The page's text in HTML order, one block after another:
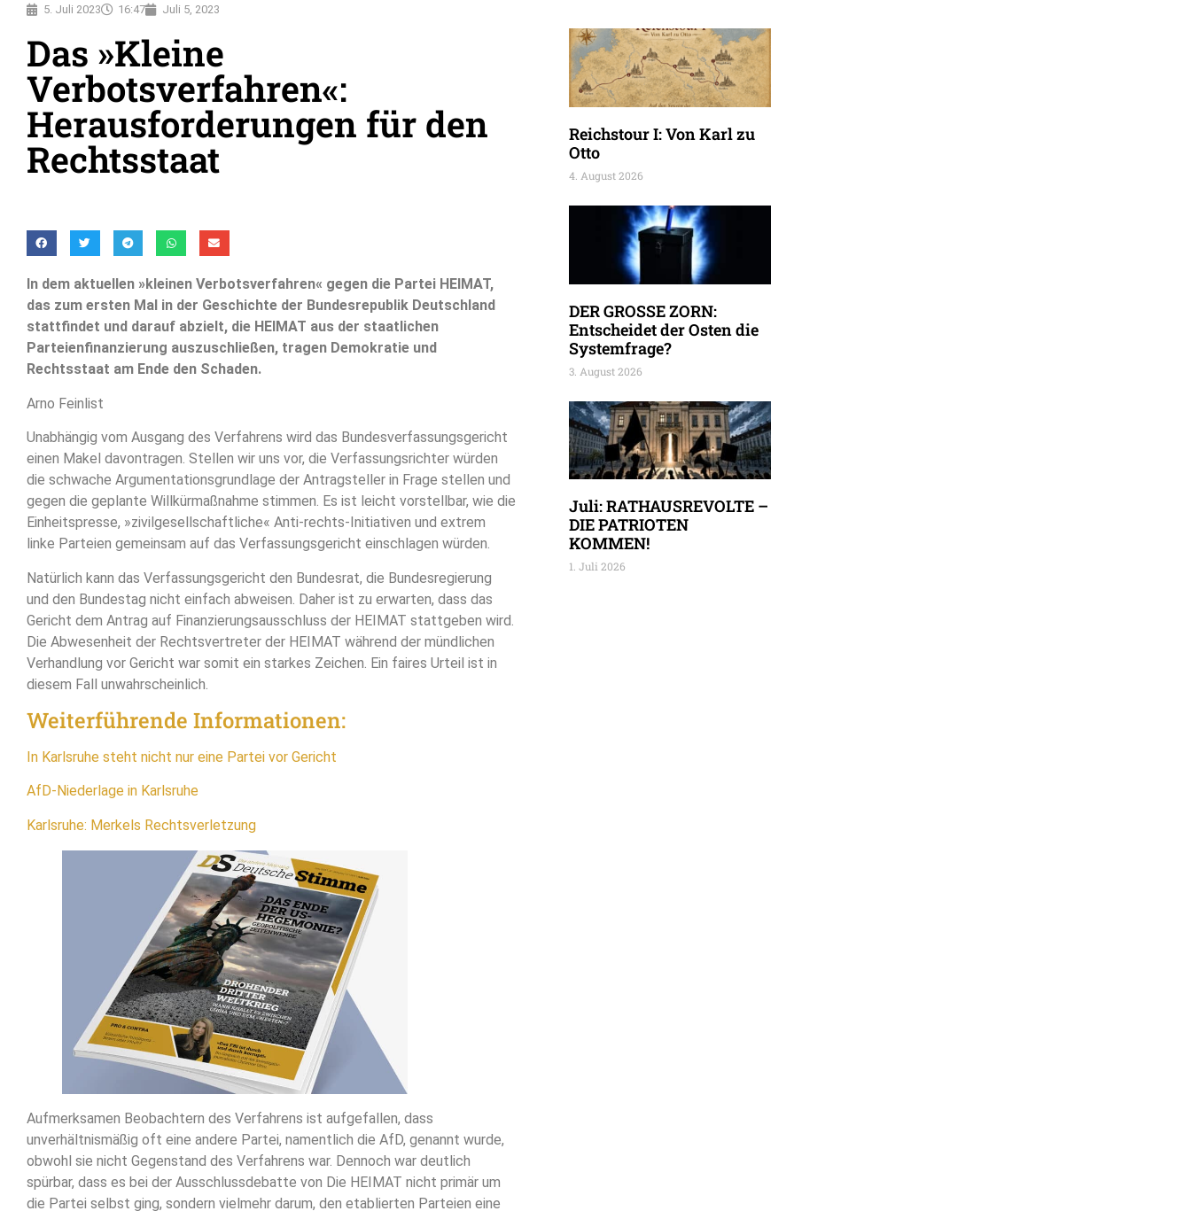
5. Juli 2023 16:47 Juli 5, 2023
Das »Kleine
Verbotsverfahren«:
Herausforderungen für den
Rechtsstaat
In dem aktuellen »kleinen Verbotsverfahren« gegen die Partei HEIMAT,
das zum ersten Mal in der Geschichte der Bundesrepublik Deutschland
stattfindet und darauf abzielt, die HEIMAT aus der staatlichen
Parteienfinanzierung auszuschließen, tragen Demokratie und
Rechtsstaat am Ende den Schaden.
Arno Feinlist
Unabhängig vom Ausgang des Verfahrens wird das Bundesverfassungsgericht
einen Makel davontragen. Stellen wir uns vor, die Verfassungsrichter würden
die schwache Argumentationsgrundlage der Antragsteller in Frage stellen und
gegen die geplante Willkürmaßnahme stimmen. Es ist leicht vorstellbar, wie die
Einheitspresse, »zivilgesellschaftliche« Anti-rechts-Initiativen und extrem
linke Parteien gemeinsam auf das Verfassungsgericht einschlagen würden.
Natürlich kann das Verfassungsgericht den Bundesrat, die Bundesregierung
und den Bundestag nicht einfach abweisen. Daher ist zu erwarten, dass das
Gericht dem Antrag auf Finanzierungsausschluss der HEIMAT stattgeben wird.
Die Abwesenheit der Rechtsvertreter der HEIMAT während der mündlichen
Verhandlung vor Gericht war somit ein starkes Zeichen. Ein faires Urteil ist in
diesem Fall unwahrscheinlich.
Weiterführende Informationen:
In Karlsruhe steht nicht nur eine Partei vor Gericht
AfD-Niederlage in Karlsruhe
Karlsruhe: Merkels Rechtsverletzung
Aufmerksamen Beobachtern des Verfahrens ist aufgefallen, dass
unverhältnismäßig oft eine andere Partei, namentlich die AfD, genannt wurde,
obwohl sie nicht Gegenstand des Verfahrens war. Dennoch war deutlich
spürbar, dass es bei der Ausschlussdebatte von Die HEIMAT nicht primär um
die Partei selbst ging, sondern vielmehr darum, den etablierten Parteien eine
Reichstour I: Von Karl zu
Otto
4. August 2026
DER GROSSE ZORN:
Entscheidet der Osten die
Systemfrage?
3. August 2026
Juli: RATHAUSREVOLTE –
DIE PATRIOTEN
KOMMEN!
1. Juli 2026